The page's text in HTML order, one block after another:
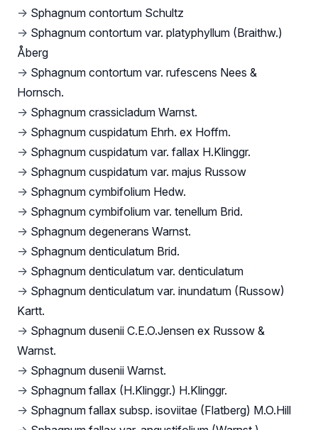
→ Sphagnum contortum Schultz
→ Sphagnum contortum var. platyphyllum (Braithw.)
Åberg
→ Sphagnum contortum var. rufescens Nees &
Hornsch.
→ Sphagnum crassicladum Warnst.
→ Sphagnum cuspidatum Ehrh. ex Hoffm.
→ Sphagnum cuspidatum var. fallax H.Klinggr.
→ Sphagnum cuspidatum var. majus Russow
→ Sphagnum cymbifolium Hedw.
→ Sphagnum cymbifolium var. tenellum Brid.
→ Sphagnum degenerans Warnst.
→ Sphagnum denticulatum Brid.
→ Sphagnum denticulatum var. denticulatum
→ Sphagnum denticulatum var. inundatum (Russow)
Kartt.
→ Sphagnum dusenii C.E.O.Jensen ex Russow &
Warnst.
→ Sphagnum dusenii Warnst.
→ Sphagnum fallax (H.Klinggr.) H.Klinggr.
→ Sphagnum fallax subsp. isoviitae (Flatberg) M.O.Hill